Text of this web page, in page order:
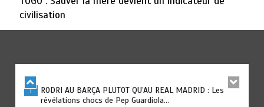
civilisation
tourisme
1
RODRI AU BARÇA PLUTOT QU’AU REAL MADRID : Les
révélations chocs de Pep Guardiola…